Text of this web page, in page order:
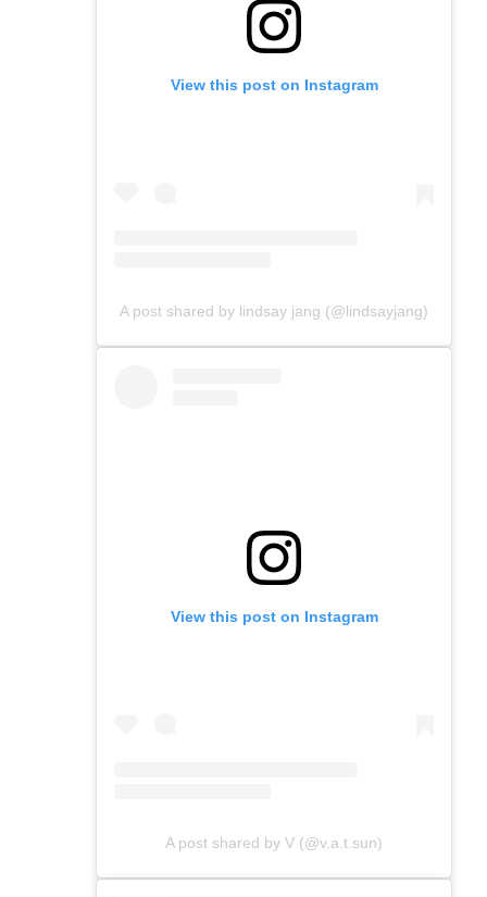
View this post on Instagram
A post shared by lindsay jang (@lindsayjang)
View this post on Instagram
A post shared by V (@v.a.t.sun)